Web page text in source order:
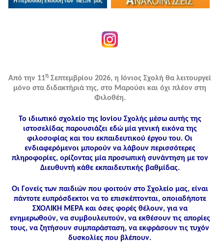
Από την 11η Σεπτεμβρίου 2026, η Ιόνιος Σχολή θα λειτουργεί
μόνο στα διδακτήριά της, στο Μαρούσι και όχι πλέον στη
Φιλοθέη.
Το ιδιωτικό σχολείο της Ιονίου Σχολής μέσω αυτής της
ιστοσελίδας παρουσιάζει εδώ μία γενική εικόνα της
φιλοσοφίας και του εκπαιδευτικού έργου του. Οι
ενδιαφερόμενοι μπορούν να λάβουν περισσότερες
πληροφορίες, ορίζοντας μία προσωπική συνάντηση με τον
Διευθυντή κάθε εκπαιδευτικής βαθμίδας.
Οι Γονείς των παιδιών που φοιτούν στο Σχολείο μας, είναι
πάντοτε ευπρόσδεκτοι να το επισκέπτονται, οποιαδήποτε
ΣΧΟΛΙΚΗ ΜΕΡΑ και όσες φορές θέλουν, για να
ενημερωθούν, να συμβουλευτούν, να εκθέσουν τις απορίες
τους, να ζητήσουν συμπαράσταση, να εκφράσουν τις τυχόν
δυσκολίες που βλέπουν.